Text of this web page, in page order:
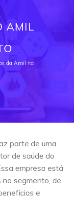
AMIL
da Amil na
parte de uma
de saúde do
empresa está
segmento, de
e